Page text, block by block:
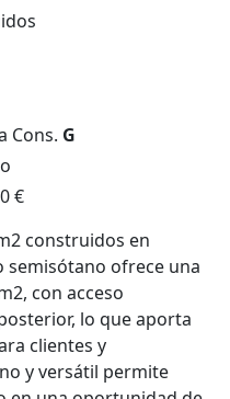
Cons. G
€
construidos en
semisótano ofrece una
con acceso
lo que aporta
clientes y
y versátil permite